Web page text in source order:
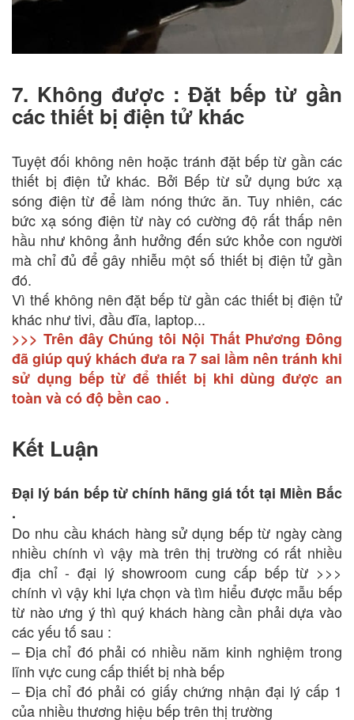
7. Không được : Đặt bếp từ gần
các thiết bị điện tử khác
Tuyệt đối không nên hoặc tránh đặt bếp từ gần các
thiết bị điện tử khác. Bởi Bếp từ sử dụng bức xạ
sóng điện từ để làm nóng thức ăn. Tuy nhiên, các
bức xạ sóng điện từ này có cường độ rất thấp nên
hầu như không ảnh hưởng đến sức khỏe con người
mà chỉ đủ để gây nhiễu một số thiết bị điện tử gần
đó.
Vì thế không nên đặt bếp từ gần các thiết bị điện tử
khác như tivi, đầu đĩa, laptop...
>>> Trên đây Chúng tôi Nội Thất Phương Đông
đã giúp quý khách đưa ra 7 sai lầm nên tránh khi
sử dụng bếp từ để thiết bị khi dùng được an
toàn và có độ bền cao .
Kết Luận
Đại lý bán bếp từ chính hãng giá tốt tại Miền Bắc
.
Do nhu cầu khách hàng sử dụng bếp từ ngày càng
nhiều chính vì vậy mà trên thị trường có rất nhiều
địa chỉ - đại lý showroom cung cấp bếp từ >>>
chính vì vậy khi lựa chọn và tìm hiểu được mẫu bếp
từ nào ưng ý thì quý khách hàng cần phải dựa vào
các yếu tố sau :
– Địa chỉ đó phải có nhiều năm kinh nghiệm trong
lĩnh vực cung cấp thiết bị nhà bếp
– Địa chỉ đó phải có giấy chứng nhận đại lý cấp 1
của nhiều thương hiệu bếp trên thị trường